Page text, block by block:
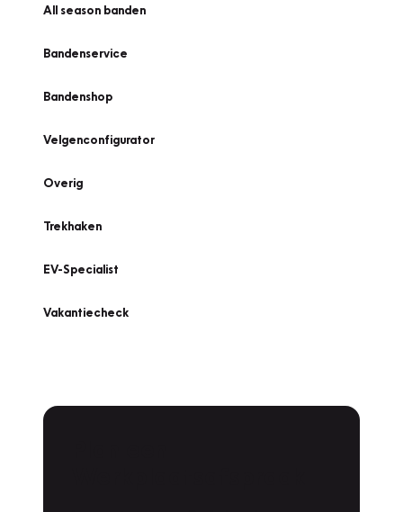
All season banden
Bandenservice
Bandenshop
Velgenconfigurator
Overig
Trekhaken
EV-Specialist
Vakantiecheck